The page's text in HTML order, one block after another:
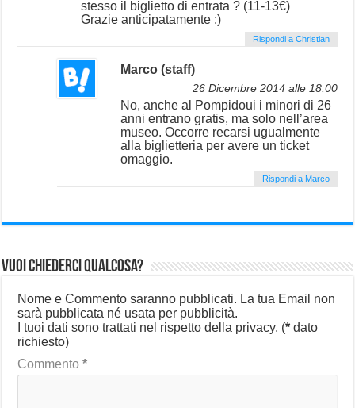
stesso il biglietto di entrata ? (11-13€)
Grazie anticipatamente :)
Rispondi a Christian
Marco (staff)
26 Dicembre 2014 alle 18:00
No, anche al Pompidoui i minori di 26
anni entrano gratis, ma solo nell’area
museo. Occorre recarsi ugualmente
alla biglietteria per avere un ticket
omaggio.
Rispondi a Marco
Vuoi chiederci qualcosa?
Nome e Commento saranno pubblicati. La tua Email non
sarà pubblicata né usata per pubblicità.
I tuoi dati sono trattati nel rispetto della privacy. (* dato
richiesto)
Commento*